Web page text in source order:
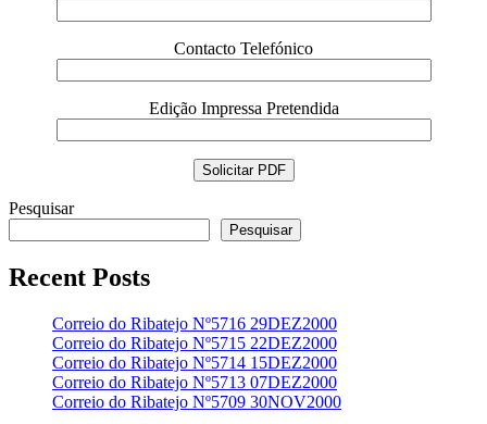
Contacto Telefónico
Edição Impressa Pretendida
Pesquisar
Pesquisar
Recent Posts
Correio do Ribatejo Nº5716 29DEZ2000
Correio do Ribatejo Nº5715 22DEZ2000
Correio do Ribatejo Nº5714 15DEZ2000
Correio do Ribatejo Nº5713 07DEZ2000
Correio do Ribatejo Nº5709 30NOV2000